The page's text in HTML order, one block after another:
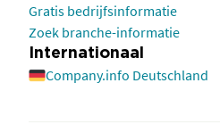
Gratis bedrijfsinformatie
Zoek branche-informatie
Internationaal
Company.info Deutschland